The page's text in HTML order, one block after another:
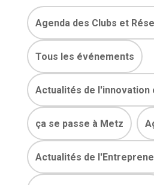
Agenda des Clubs et
Tous les événements
Actualités de l'innovation
ça se passe à Metz
Actualités de